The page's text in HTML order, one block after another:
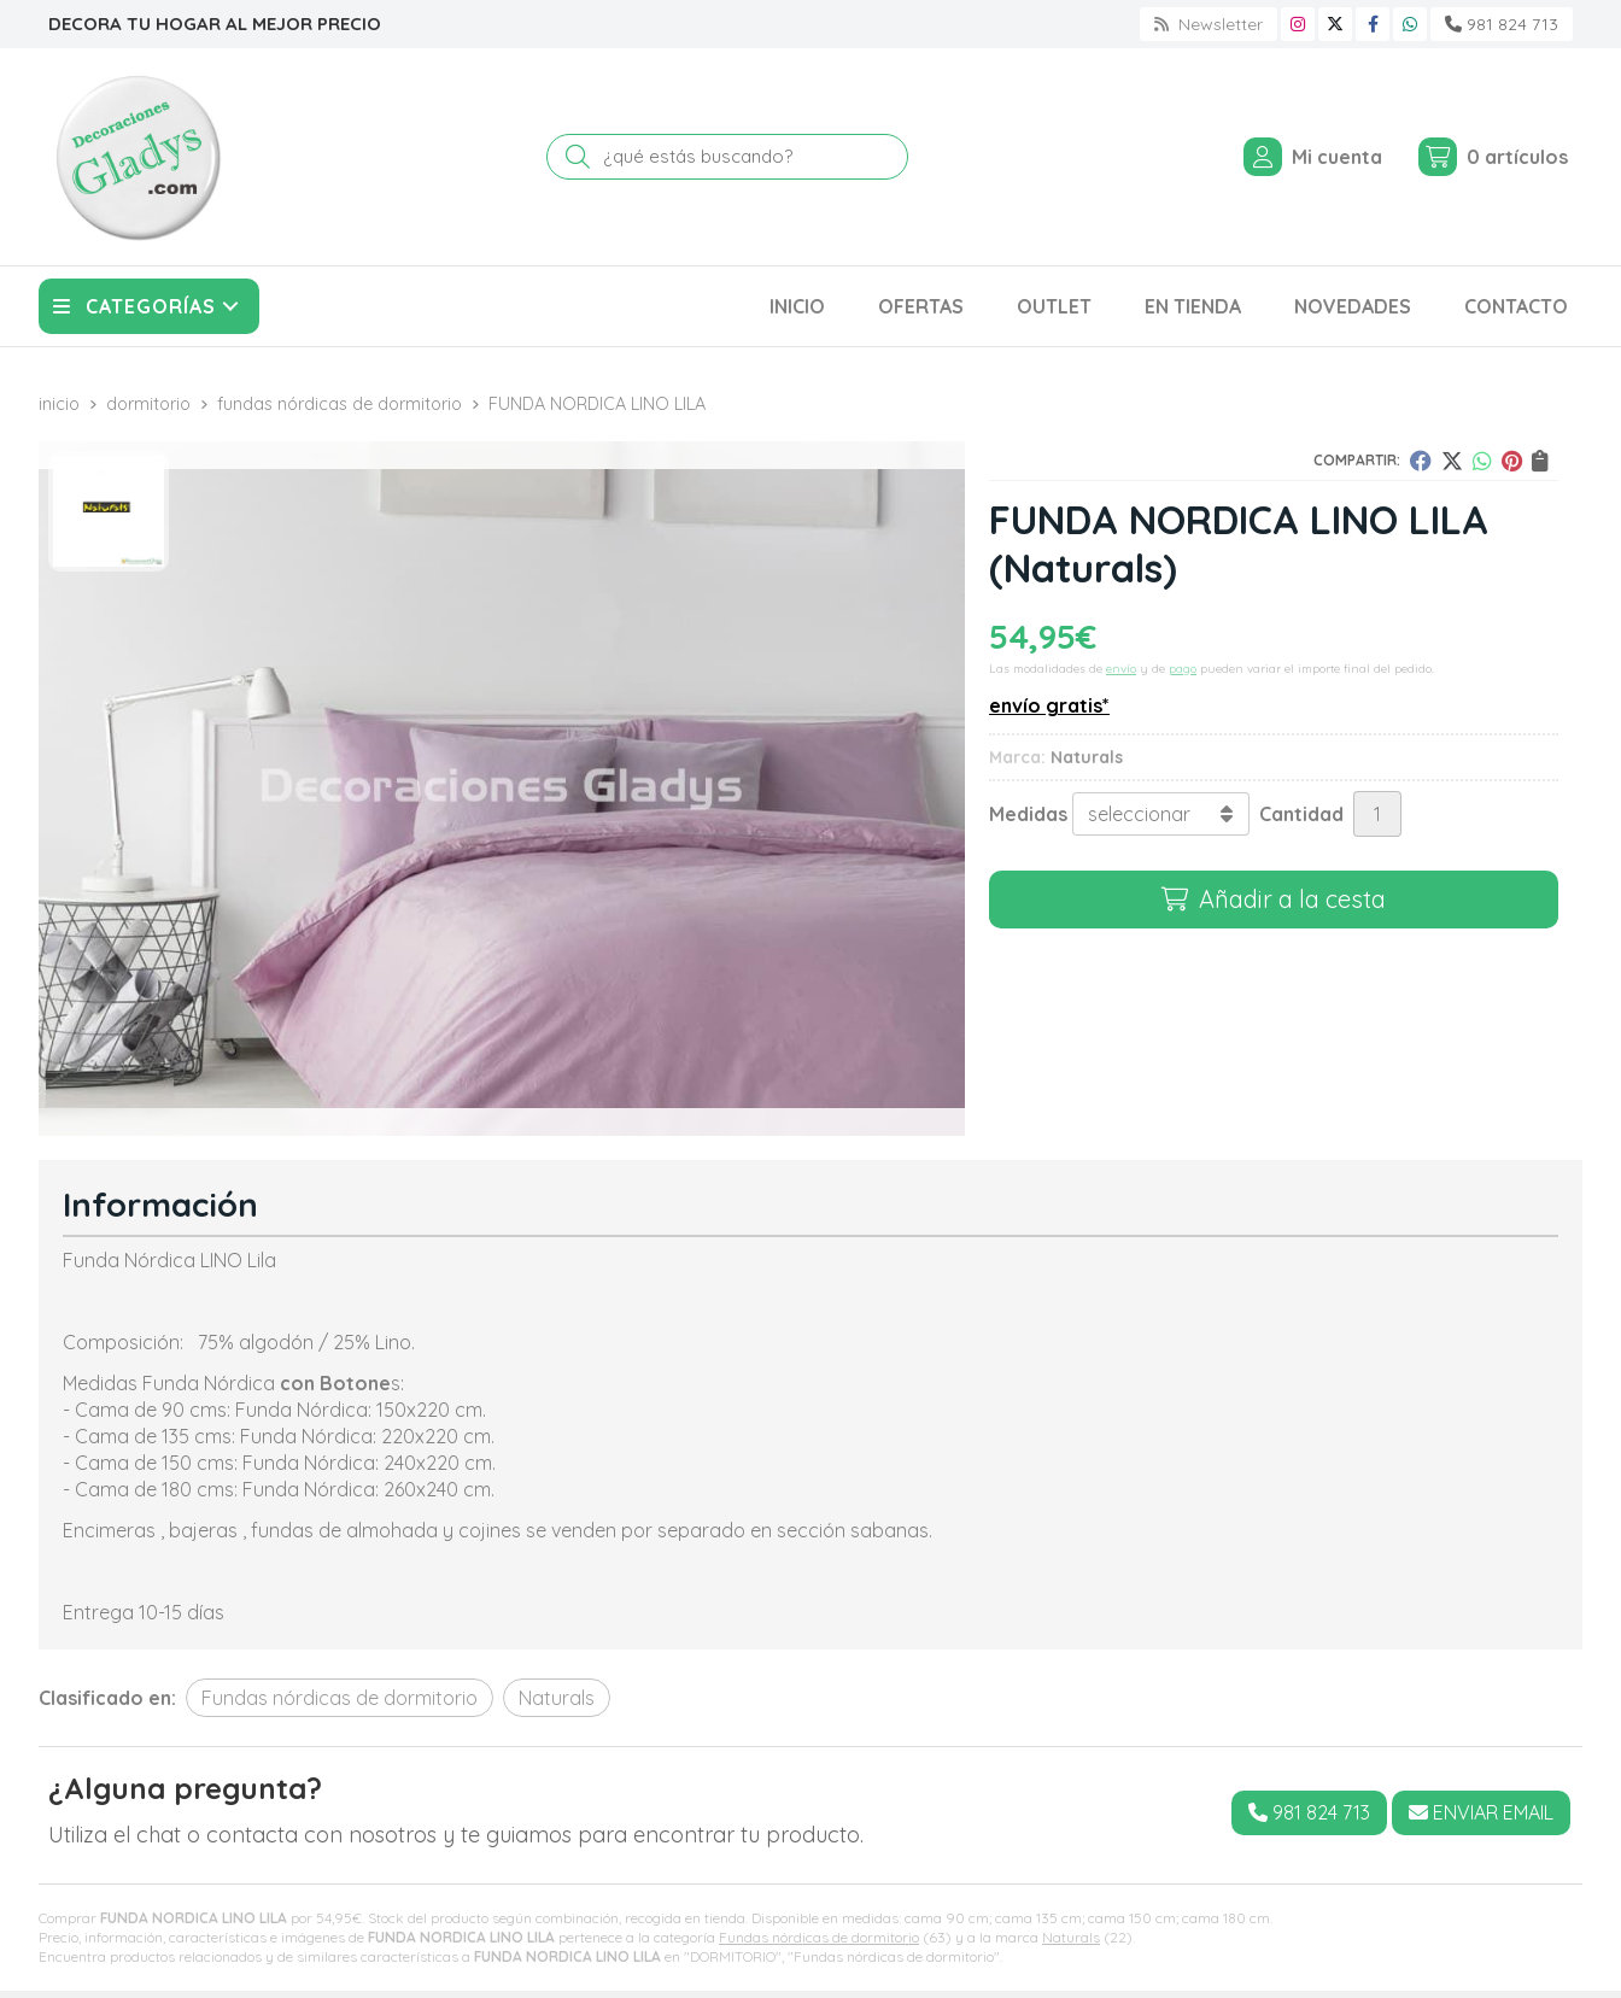
DECORA TU HOGAR AL MEJOR PRECIO Newsletter 981 824 713
Buscar Mi cuenta 0 artículos
CATEGORÍAS INICIO OFERTAS OUTLET EN TIENDA NOVEDADES CONTACTO
inicio dormitorio fundas nórdicas de dormitorio FUNDA NORDICA LINO LILA
COMPARTIR:
FUNDA NORDICA LINO LILA
(Naturals)
54,95€
Las modalidades de envío y de pago pueden variar el importe final del pedido.
envío gratis*
Marca: Naturals
Medidas Cantidad
Añadir a la cesta
Comprar FUNDA NORDICA LINO LILA por 54,95€ . Stock del producto según combinación, recogida en tienda. Disponible en medidas: cama 90 cm; cama 135 cm; cama 150 cm; cama 180 cm.
Precio, información, características e imágenes de FUNDA NORDICA LINO LILA pertenece a la categoría Fundas nórdicas de dormitorio (63) y a la marca Naturals (22).
Encuentra productos relacionados y de similares características a FUNDA NORDICA LINO LILA en "DORMITORIO", "Fundas nórdicas de dormitorio".
Información
Funda Nórdica LINO Lila
Composición: 75% algodón / 25% Lino.
Medidas Funda Nórdica con Botones:
- Cama de 90 cms: Funda Nórdica: 150x220 cm.
- Cama de 135 cms: Funda Nórdica: 220x220 cm.
- Cama de 150 cms: Funda Nórdica: 240x220 cm.
- Cama de 180 cms: Funda Nórdica: 260x240 cm.
Encimeras , bajeras , fundas de almohada y cojines se venden por separado en sección sabanas.
Entrega 10-15 días
Clasificado en: Fundas nórdicas de dormitorio Naturals
¿Alguna pregunta?
Utiliza el chat o contacta con nosotros y te guiamos para encontrar tu producto.
981 824 713 ENVIAR EMAIL